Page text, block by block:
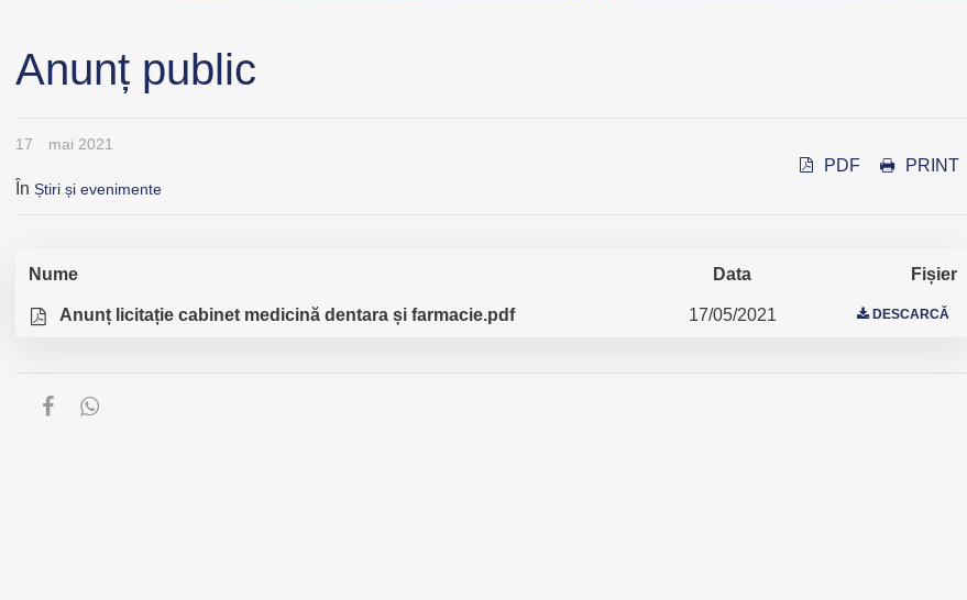
Anunț public
17 mai 2021
În Știri și evenimente
PDF PRINT
Nume Data Fișier
Anunț licitație cabinet medicină dentara și farmacie.pdf 17/05/2021 DESCARCĂ